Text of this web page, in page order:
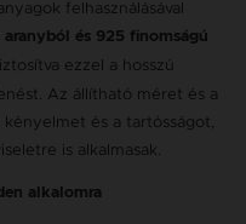
felhasználásával
aranyból és 925 finomságú
ezzel a hosszú
Az állítható méret és a
kényelmet és a tartósságot,
is alkalmasak.
alkalomra